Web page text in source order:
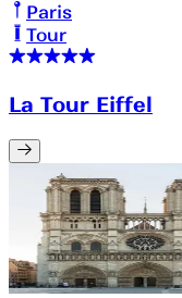
Paris
Tour
La Tour Eiffel